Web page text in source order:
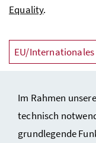
Im Rahmen
technisch
grundlegende
Equality.
EU/Internationales